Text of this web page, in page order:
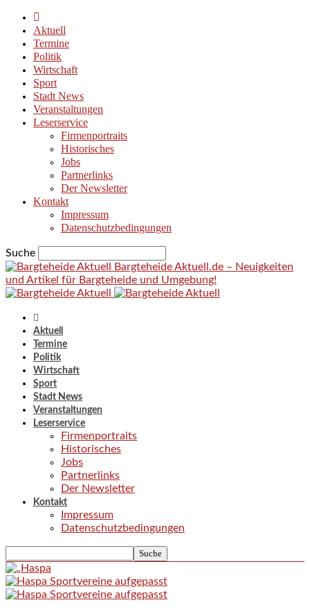
Aktuell
Termine
Politik
Wirtschaft
Sport
Stadt News
Veranstaltungen
Leserservice
Firmenportraits
Historisches
Jobs
Partnerlinks
Der Newsletter
Kontakt
Impressum
Datenschutzbedingungen
Suche
Bargteheide Aktuell.de – Neuigkeiten
und Artikel für Bargteheide und Umgebung!
Aktuell
Termine
Politik
Wirtschaft
Sport
Stadt News
Veranstaltungen
Leserservice
Firmenportraits
Historisches
Jobs
Partnerlinks
Der Newsletter
Kontakt
Impressum
Datenschutzbedingungen